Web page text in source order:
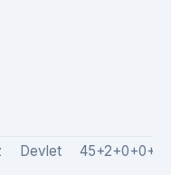
Devlet 45+2+0+0+0